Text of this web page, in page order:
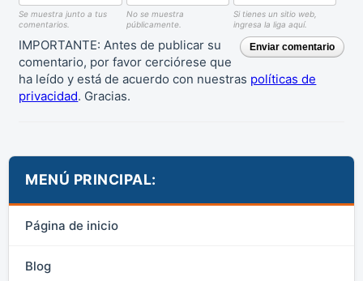
Se muestra junto a tus
comentarios.
No se muestra
públicamente.
Si tienes un sitio web,
ingresa la liga aquí.
Enviar comentario
IMPORTANTE: Antes de publicar su
comentario, por favor cerciórese que
ha leído y está de acuerdo con nuestras políticas de
privacidad. Gracias.
MENÚ PRINCIPAL:
Página de inicio
Blog